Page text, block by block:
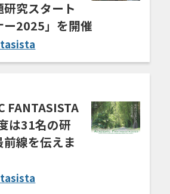
究スタート
ー2025」を開催
FANTASISTA
は31名の研
線を伝えま